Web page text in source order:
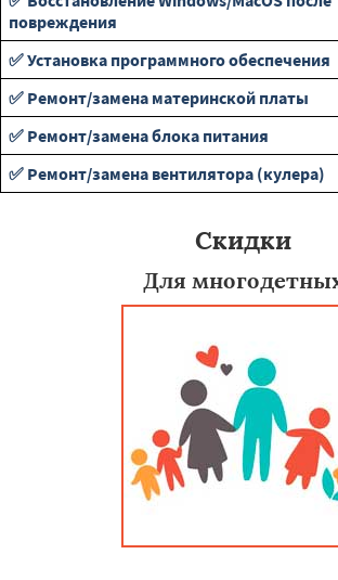
повреждения
✅ Установка программного обеспечения
✅ Ремонт/замена материнской платы
✅ Ремонт/замена блока питания
✅ Ремонт/замена вентилятора (кулера)
Скидки
Для